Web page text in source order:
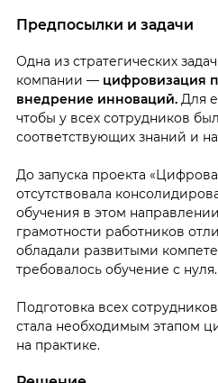
Предпосылки и задачи
Одна из стратегических задач
компании — цифровизация
внедрение инноваций.Для
чтобы у всех сотрудников
соответствующих знаний и
До запуска проекта
отсутствовала
обучения в этом
грамотности работников
обладали развитыми
требовалось обучение с нуля.
Подготовка всех
стала необходимым этапом
на практике.